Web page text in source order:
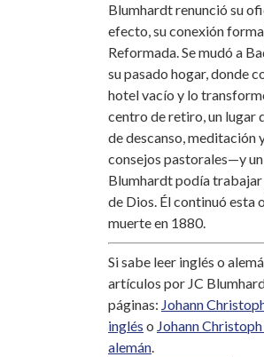
Blumhardt renunció su
efecto, su conexión
Reformada. Se mudó a
su pasado hogar, donde
hotel vacío y lo
centro de retiro, un lugar
de descanso, meditación
consejos pastorales—y
Blumhardt podía
de Dios. Él continuó esta
muerte en 1880.
Si sabe leer inglés o
artículos por JC
páginas: Johann
inglés o Johann
alemán.